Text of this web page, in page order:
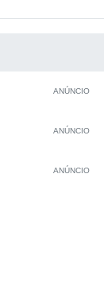
ANÚNCIO
ANÚNCIO
ANÚNCIO